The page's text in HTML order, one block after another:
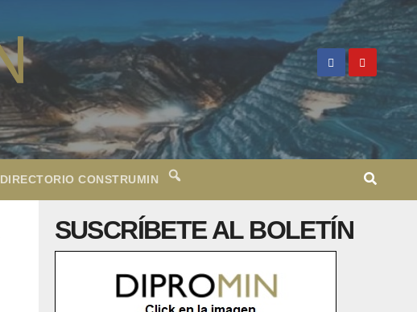
DIRECTORIO CONSTRUMIN
SUSCRÍBETE AL BOLETÍN